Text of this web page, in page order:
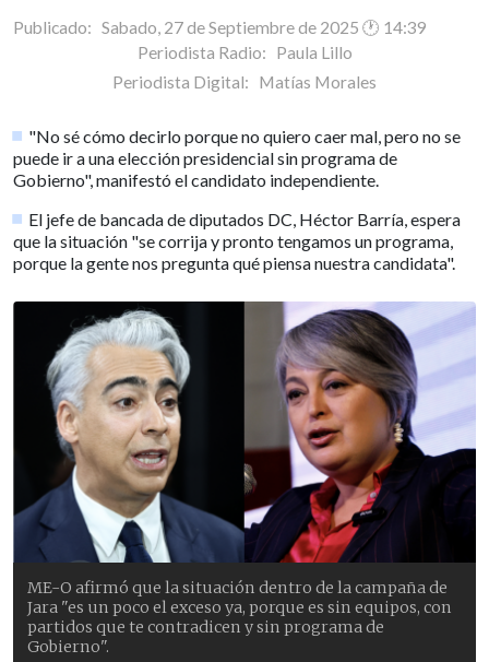
Publicado: Sabado, 27 de Septiembre de 2025 🕐 14:39
Periodista Radio: Paula Lillo
Periodista Digital: Matías Morales
"No sé cómo decirlo porque no quiero caer mal, pero no se
puede ir a una elección presidencial sin programa de
Gobierno", manifestó el candidato independiente.
El jefe de bancada de diputados DC, Héctor Barría, espera
que la situación "se corrija y pronto tengamos un programa,
porque la gente nos pregunta qué piensa nuestra candidata".
ME-O afirmó que la situación dentro de la campaña de
Jara "es un poco el exceso ya, porque es sin equipos, con
partidos que te contradicen y sin programa de
Gobierno".